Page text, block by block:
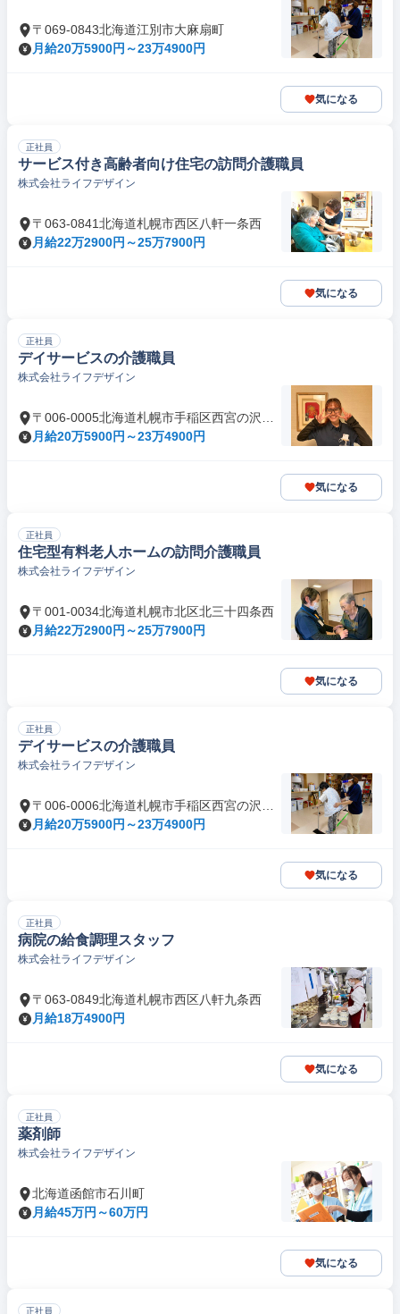
〒069-0843北海道江別市大麻扇町
月給20万5900円～23万4900円
気になる
正社員
サービス付き高齢者向け住宅の訪問介護職員
株式会社ライフデザイン
〒063-0841北海道札幌市西区八軒一条西
月給22万2900円～25万7900円
気になる
正社員
デイサービスの介護職員
株式会社ライフデザイン
〒006-0005北海道札幌市手稲区西宮の沢五
条
月給20万5900円～23万4900円
気になる
正社員
住宅型有料老人ホームの訪問介護職員
株式会社ライフデザイン
〒001-0034北海道札幌市北区北三十四条西
月給22万2900円～25万7900円
気になる
正社員
デイサービスの介護職員
株式会社ライフデザイン
〒006-0006北海道札幌市手稲区西宮の沢六
条
月給20万5900円～23万4900円
気になる
正社員
病院の給食調理スタッフ
株式会社ライフデザイン
〒063-0849北海道札幌市西区八軒九条西
月給18万4900円
気になる
正社員
薬剤師
株式会社ライフデザイン
北海道函館市石川町
月給45万円～60万円
気になる
正社員